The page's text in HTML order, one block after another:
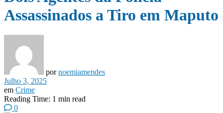
Assassinados a Tiro em Maputo
por noemiamendes
Julho 3, 2025
em Crime
Reading Time: 1 min read
0